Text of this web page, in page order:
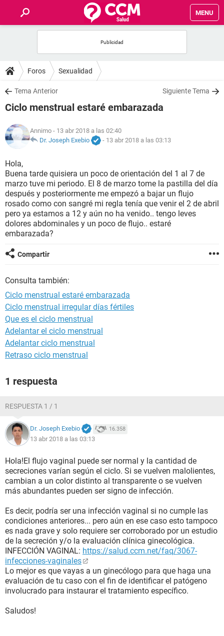
MENU
FOROS
SALUD
NUTRICIÓN
BIENESTAR
SEXUALIDAD
GLOSARIO
Foros Sexualidad
Tema Anterior Siguiente Tema
Ciclo menstrual estaré embarazada
Annimo - 13 abr 2018 a las 02:40
Dr. Joseph Exebio
- 13 abr 2018 a las 03:13
Hola,
Buena tarde quisiera un poco de orientación del 1 al 7 de
marzo tuve mi periodo. El 8 de marzo tome la pastilla del día
después y posteriormente me empezó a bajar un flujo
rosado como con sangré mi regla tenía que venir el 2 de abril
pero ya estamos a 12 y aún no ha venido.. tengo leves
dolores abdominales y un poco de flujo.. estaré
embarazada?
Compartir
Consulta también:
Ciclo menstrual estaré embarazada
Ciclo menstrual irregular días fértiles
Que es el ciclo menstrual
Adelantar el ciclo menstrual
Adelantar ciclo menstrual
Retraso ciclo menstrual
1 respuesta
RESPUESTA 1 / 1
Dr. Joseph Exebio 16.358
13 abr 2018 a las 03:13
Hola!El flujo vaginal puede ser normal y la cantidad de
secreciones varían según el ciclo. Si se vuelven malolientes,
cambian a un color distinto al transparente o se vuelven
más abundantes pueden ser signo de infección.
Es decir, podría ser una infección vaginal si no cumple las
condiciones anteriores... pero aún en ese caso esto tampoco
es nada grave y solo requiere ser corroborado por un estudio
de la secreción y/o la evaluación clínica ginecológica.
INFECCIÓN VAGINAL: https://salud.ccm.net/faq/3067-
infecciones-vaginales
Lo mejor es que vayas a un ginecólogo para que haga una
evaluación de tu caso con el fin de identificar el patógeno
involucrado para instaurar el tratamiento específico.
Saludos!